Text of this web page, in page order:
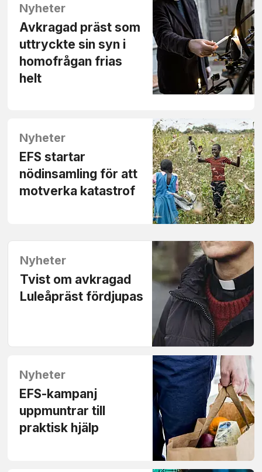
Nyheter
Avkragad präst som
uttryckte sin syn i
homofrågan frias
helt
Nyheter
EFS startar
nödinsamling för att
motverka katastrof
Nyheter
Tvist om avkragad
Luleåpräst fördjupas
Nyheter
EFS-kampanj
uppmuntrar till
praktisk hjälp